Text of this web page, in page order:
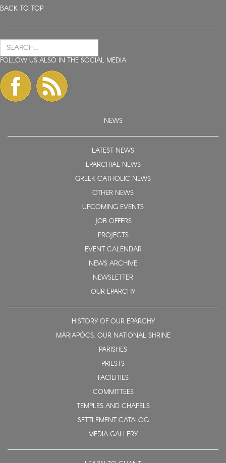
BACK TO TOP
FOLLOW US ALSO IN THE SOCIAL MEDIA:
NEWS
LATEST NEWS
EPARCHIAL NEWS
GREEK CATHOLIC NEWS
OTHER NEWS
UPCOMING EVENTS
JOB OFFERS
PROJECTS
EVENT CALENDAR
NEWS ARCHIVE
NEWSLETTER
OUR EPARCHY
HISTORY OF OUR EPARCHY
MÁRIAPÓCS, OUR NATIONAL SHRINE
PARISHES
PRIESTS
FACILITIES
COMMITTEES
TEMPLES AND CHAPELS
SETTLEMENT CATALOG
MEDIA GALLERY